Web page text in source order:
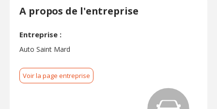
A propos de l'entreprise
Entreprise :
Auto Saint Mard
Voir la page entreprise